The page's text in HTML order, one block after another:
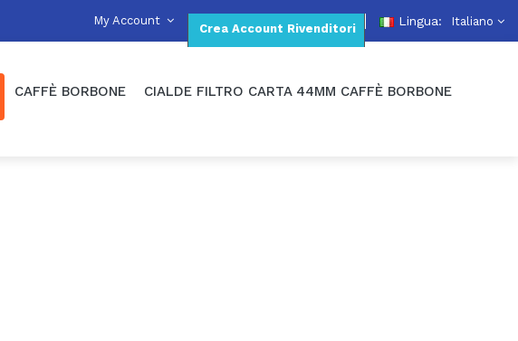
Lingua: Italiano
Crea Account Rivenditori
My Account
CAFFÈ BORBONE CIALDE FILTRO CARTA 44MM CAFFÈ BORBONE